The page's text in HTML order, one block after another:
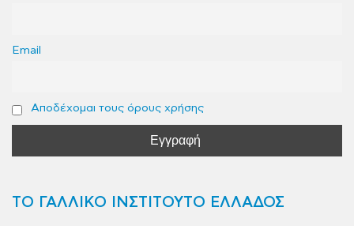
Email
Αποδέχομαι τους όρους χρήσης
ΤΟ ΓΑΛΛΙΚΟ ΙΝΣΤΙΤΟΥΤΟ ΕΛΛΑΔΟΣ